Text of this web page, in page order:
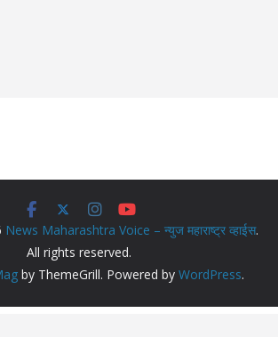
News Maharashtra Voice – न्युज महाराष्ट्र व्हाईस.
All rights reserved.
by ThemeGrill. Powered by WordPress.